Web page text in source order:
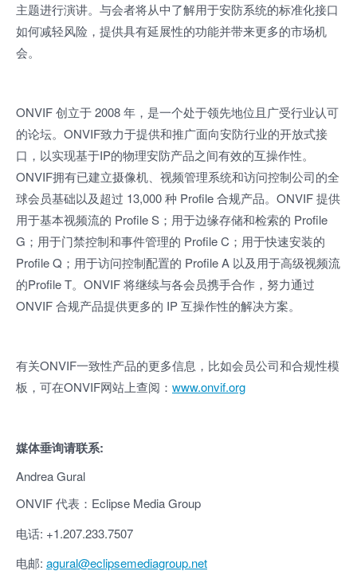
主题进行演讲。与会者将从中了解用于安防系统的标准化接口
如何减轻风险，提供具有延展性的功能并带来更多的市场机
会。
ONVIF 创立于 2008 年，是一个处于领先地位且广受行业认可
的论坛。ONVIF致力于提供和推广面向安防行业的开放式接
口，以实现基于IP的物理安防产品之间有效的互操作性。
ONVIF拥有已建立摄像机、视频管理系统和访问控制公司的全
球会员基础以及超过 13,000 种 Profile 合规产品。ONVIF 提供
用于基本视频流的 Profile S；用于边缘存储和检索的 Profile
G；用于门禁控制和事件管理的 Profile C；用于快速安装的
Profile Q；用于访问控制配置的 Profile A 以及用于高级视频流
的Profile T。ONVIF 将继续与各会员携手合作，努力通过
ONVIF 合规产品提供更多的 IP 互操作性的解决方案。
有关ONVIF一致性产品的更多信息，比如会员公司和合规性模
板，可在ONVIF网站上查阅： www.onvif.org
媒体垂询请联系:
Andrea Gural
ONVIF 代表：Eclipse Media Group
电话: +1.207.233.7507
电邮: agural@eclipsemediagroup.net